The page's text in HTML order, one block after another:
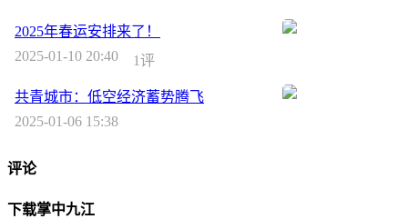
2025年春运安排来了！
2025-01-10 20:40
1评
共青城市：低空经济蓄势腾飞
2025-01-06 15:38
评论
下载掌中九江